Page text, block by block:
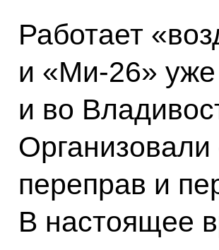
Работает
и «Ми-26» уже
и во
переправ и
В настоящее